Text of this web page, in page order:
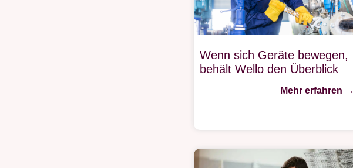
Wenn sich Geräte bewegen,
behält Wello den Überblick
Mehr erfahren →